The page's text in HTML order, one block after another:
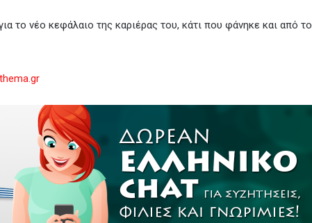
το νέο κεφάλαιο της καριέρας του, κάτι που φάνηκε και από το